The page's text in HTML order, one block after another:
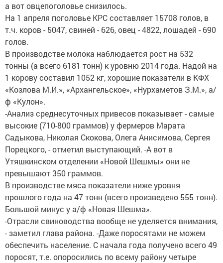
а вот овцепоголовье снизилось.
На 1 апреля поголовье КРС составляет 15708 голов, в
т.ч. коров - 5047, свиней - 626, овец - 4822, лошадей - 690
голов.
В производстве молока наблюдается рост на 532
тонны (а всего 6181 тонн) к уровню 2014 года. Надой на
1 корову составил 1052 кг, хорошие показатели в КФХ
«Козлова М.И.», «Архангельское», «Нурхаметов З.М.», а/
ф «Кулон».
-Анализ среднесуточных привесов показывает - самые
высокие (710-800 граммов) у фермеров Марата
Садыкова, Николая Скокова, Олега Анисимова, Сергея
Порецкого, - отметил выступающий. -А вот в
Утяшкинском отделении «Новой Шешмы» они не
превышают 350 граммов.
В производстве мяса показатели ниже уровня
прошлого года на 47 тонн (всего произведено 555 тонн).
Большой минус у а/ф «Новая Шешма».
-Отрасли свиноводства вообще не уделяется внимания,
- заметил глава района. -Даже поросятами не можем
обеспечить население. С начала года получено всего 49
поросят, т.е. опоросились по всему району четыре